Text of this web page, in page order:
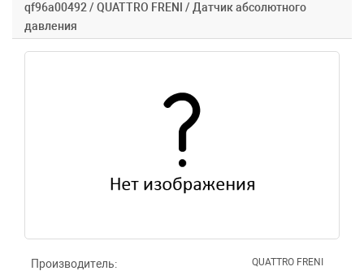
qf96a00492 / QUATTRO FRENI / Датчик абсолютного
давления
Производитель: QUATTRO FRENI